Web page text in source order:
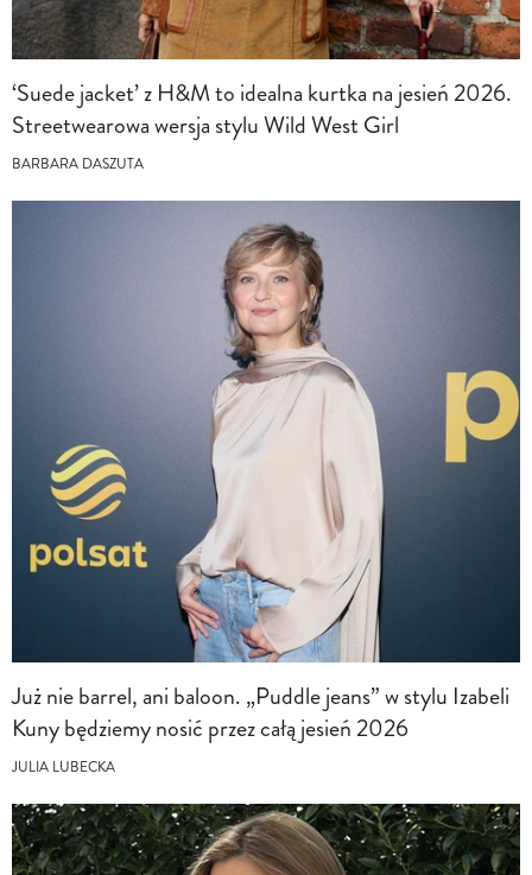
‘Suede jacket’ z H&M to idealna kurtka na jesień 2026.
Streetwearowa wersja stylu Wild West Girl
BARBARA DASZUTA
Już nie barrel, ani baloon. „Puddle jeans” w stylu Izabeli
Kuny będziemy nosić przez całą jesień 2026
JULIA LUBECKA